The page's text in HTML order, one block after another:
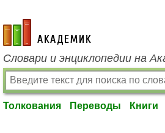
academic.ru
Словари и энциклопедии на
Толкования Переводы Книги